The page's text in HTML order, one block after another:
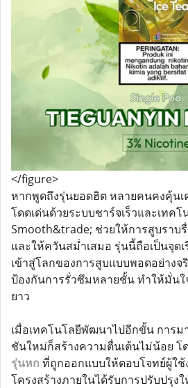
</figure>
หากพูดถึงรุ่นยอดฮิต หลายคนคงคุ้นเ
โดดเด่นด้วยระบบชาร์จเร็วและเทคโ
Smooth&trade; ช่วยให้การสูบราบ
และให้ควันสม่ำเสมอ รุ่นนี้ถือเป็นจุด
เข้าสู่โลกของการสูบแบบพอดอย่างจ
ป้องกันการรั่วซึมหลายชั้น ทำให้มั่นใ
ยาว
เมื่อเทคโนโลยีพัฒนาไปอีกขั้น การม
ชันใหม่ก็สร้างความตื่นเต้นไม่น้อย โ
รุ่นหก ที่ถูกออกแบบให้ตอบโจทย์ผู้ใ
โครงสร้างภายในได้รับการปรับปรุง